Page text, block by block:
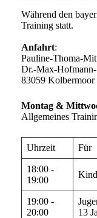
Während den
Training statt.
Anfahrt:
Pauline-Thoma-
Dr.-Max-
83059 Kolbermoor
Montag &
Allgemeines
Uhrzeit Für
18:00 -
19:00
19:00 -
20:00
13